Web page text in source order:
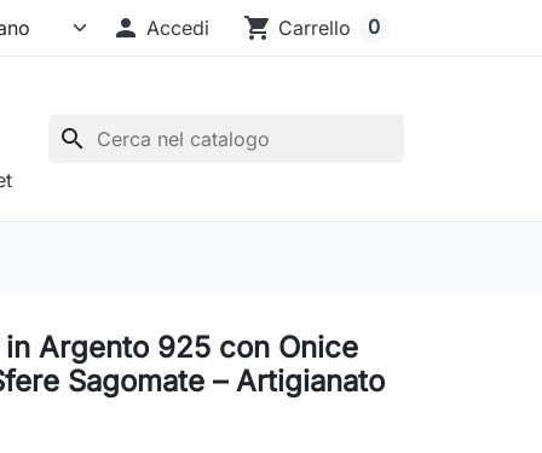
 Accedi shopping_cart Carrello 0
search
Argento 925 con Onice
Sagomate – Artigianato